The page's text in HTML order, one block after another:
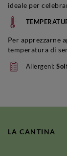
ideale per
Per apprezzarne
temperatura di
Allergeni:
LA CANTINA